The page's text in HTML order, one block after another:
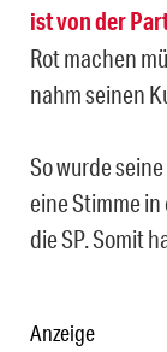
ist von der
Rot machen
nahm seinen
So wurde
eine Stimme
die SP. Somit
Anzeige